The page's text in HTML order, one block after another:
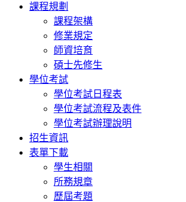
課程規劃
課程架構
修業規定
師資培育
碩士先修生
學位考試
學位考試日程表
學位考試流程及表件
學位考試辦理說明
招生資訊
表單下載
學生相關
所務規章
歷屆考題